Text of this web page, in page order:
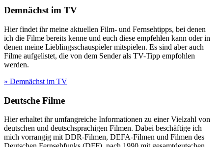
Demnächst im TV
Hier findet ihr meine aktuellen Film- und Fernsehtipps, bei denen
ich die Filme bereits kenne und euch diese empfehlen kann oder in
denen meine Lieblingsschauspieler mitspielen. Es sind aber auch
Filme aufgelistet, die von dem Sender als TV-Tipp empfohlen
werden.
» Demnächst im TV
Deutsche Filme
Hier erhaltet ihr umfangreiche Informationen zu einer Vielzahl von
deutschen und deutschsprachigen Filmen. Dabei beschäftige ich
mich vorrangig mit DDR-Filmen, DEFA-Filmen und Filmen des